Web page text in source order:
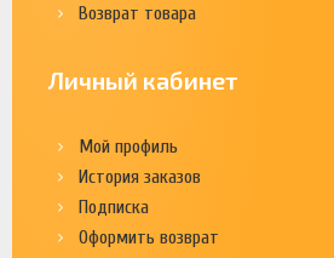
Возврат товара
Личный кабинет
Мой профиль
История заказов
Подписка
Оформить возврат